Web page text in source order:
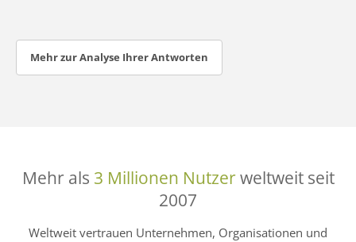
Mehr zur Analyse Ihrer Antworten
Mehr als 3 Millionen Nutzerweltweit seit
2007
Weltweit vertrauen Unternehmen, Organisationen und